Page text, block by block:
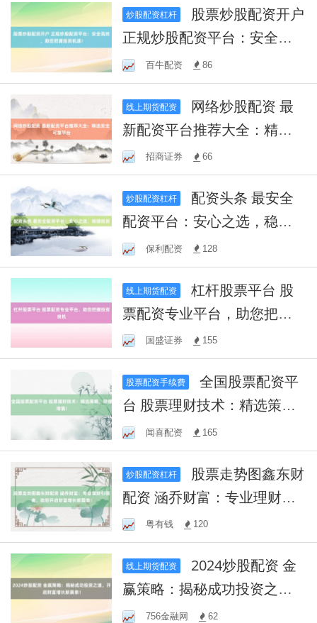
炒股配资杠杆
正规炒股配资平台：安全高
效，助您把握投资机遇！
百牛配资 86
线上期货配资
新配资平台推荐大全：精选
安全可靠平台
招商证券 66
炒股配资杠杆
配资平台：安心之选，稳健
投资保利配资 128
线上期货配资
杠杆股票平台 股
票配资专业平台，助您把握
投资良机
国盛证券 155
股票配资手续费
全国股票配资平
台 股票理财技术：精选策
略，稳健增值！
闻喜配资 165
炒股配资杠杆
配资 涵乔财富：专业理财引
领者，助您开启财富增长新
篇章！
粤有钱 120
线上期货配资
赢策略：揭秘成功投资之
道，开启财富增长新篇章！
756金融网 62